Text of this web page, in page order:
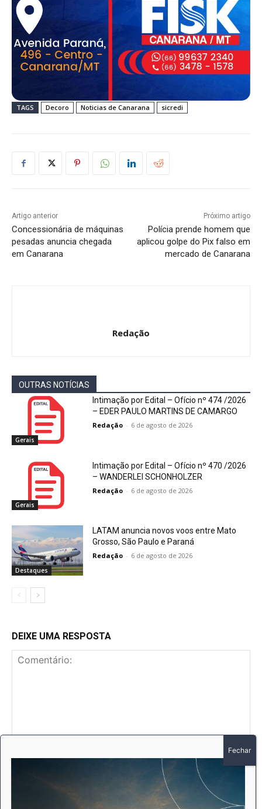
TAGS Decoro Noticias de Canarana sicredi
Artigo anterior
Concessionária de máquinas
pesadas anuncia chegada
em Canarana
Próximo artigo
Polícia prende homem que
aplicou golpe do Pix falso em
mercado de Canarana
Redação
OUTRAS NOTÍCIAS
Gerais
Intimação por Edital – Ofício nº 474 /2026
– EDER PAULO MARTINS DE CAMARGO
Redação - 6 de agosto de 2026
Gerais
Intimação por Edital – Ofício nº 470 /2026
– WANDERLEI SCHONHOLZER
Redação - 6 de agosto de 2026
Destaques
LATAM anuncia novos voos entre Mato
Grosso, São Paulo e Paraná
Redação - 6 de agosto de 2026
DEIXE UMA RESPOSTA